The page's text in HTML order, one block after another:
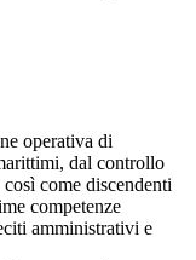
operativa di
dal controllo
come discendenti
competenze
amministrativi e